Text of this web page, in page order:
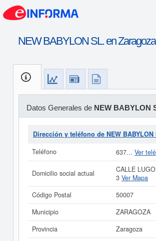
NEW BABYLON SL. en Zaragoza
Datos Generales de NEW BABYLON
Dirección y teléfono de NEW BABYLON
Teléfono
637... Ver
Domicilio social actual
CALLE
3 Ver Mapa
Código Postal
50007
Municipio
ZARAGOZA
Provincia
Zaragoza